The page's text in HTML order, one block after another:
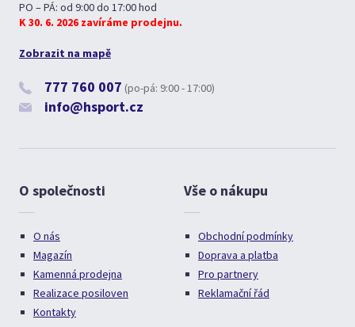
PO – PÁ: od 9:00 do 17:00 hod
K 30. 6. 2026 zavíráme prodejnu.
Zobrazit na mapě
777 760 007 (po-pá: 9:00 - 17:00)
info@hsport.cz
O společnosti
O nás
Magazín
Kamenná prodejna
Realizace posiloven
Kontakty
Vše o nákupu
Obchodní podmínky
Doprava a platba
Pro partnery
Reklamační řád